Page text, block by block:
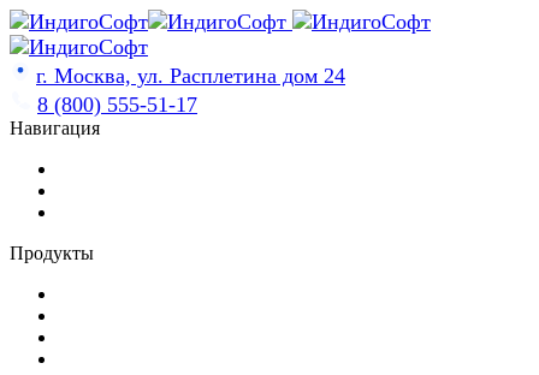
Skip
to
content
г. Москва, ул. Расплетина дом 24
8 (800) 555-51-17
Навигация
Продукты